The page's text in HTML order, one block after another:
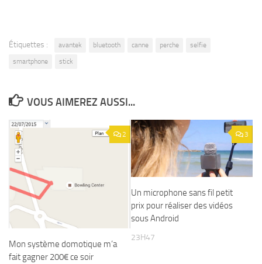
Étiquettes : avantek bluetooth canne perche
selfie
smartphone
stick
VOUS AIMEREZ AUSSI...
2
Mon système domotique m’a
fait gagner 200€ ce soir
3
Un microphone sans fil petit
prix pour réaliser des vidéos
sous Android
23H47